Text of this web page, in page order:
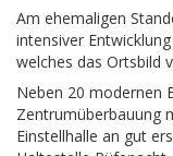
Am ehemaligen
intensiver
welches das Ortsbild
Neben 20 modernen
Zentrumüberbauung
Einstellhalle an gut